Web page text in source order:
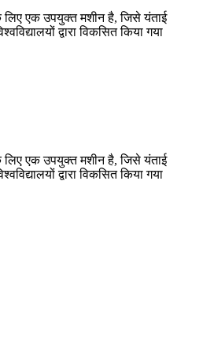
लिए एक उपयुक्त मशीन है, जिसे यंताई
द्वारा विकसित किया गया
लिए एक उपयुक्त मशीन है, जिसे यंताई
द्वारा विकसित किया गया